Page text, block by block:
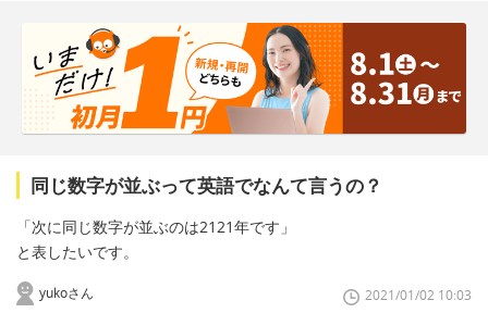
同じ数字が並ぶって英語でなんて言うの？
「次に同じ数字が並ぶのは2121年です」
と表したいです。
yukoさん 2021/01/02 10:03